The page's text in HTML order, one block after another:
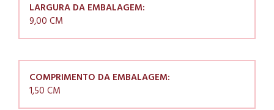
LARGURA DA EMBALAGEM:
9,00 CM
COMPRIMENTO DA EMBALAGEM:
1,50 CM